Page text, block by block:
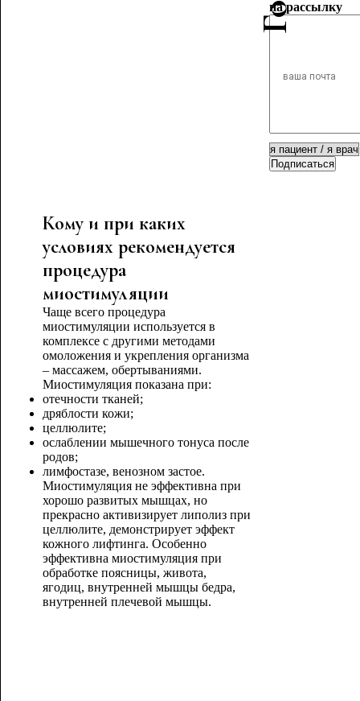
Кому и при каких
условиях рекомендуется
процедура
миостимуляции
Чаще всего процедура
миостимуляции используется в
комплексе с другими методами
омоложения и укрепления организма
– массажем, обертываниями.
Миостимуляция показана при:
отечности тканей;
дряблости кожи;
целлюлите;
ослаблении мышечного тонуса после
родов;
лимфостазе, венозном застое.
Миостимуляция не эффективна при
хорошо развитых мышцах, но
прекрасно активизирует липолиз при
целлюлите, демонстрирует эффект
кожного лифтинга. Особенно
эффективна миостимуляция при
обработке поясницы, живота,
ягодиц, внутренней мышцы бедра,
внутренней плечевой мышцы.
на рассылку
Подписаться